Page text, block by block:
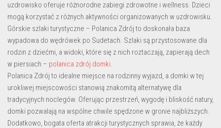
uzdrowisko oferuje różnorodne zabiegi zdrowotne i wellness. Dzieci
mogą korzystać z różnych aktywności organizowanych w uzdrowisku.
Górskie szlaki turystyczne – Polanica Zdrój to doskonała baza
wypadowa do wędrówek po Sudetach. Szlaki są przystosowane dla
rodzin z dziećmi, a widoki, które się z nich roztaczają, zapierają dech
w piersiach – polanica zdrój domki.
Polanica Zdrój to idealne miejsce na rodzinny wyjazd, a domki w tej
urokliwej miejscowości stanowią znakomitą alternatywę dla
tradycyjnych noclegów. Oferując przestrzeń, wygodę i bliskość natury,
domki pozwalają na wspólne chwile spędzone w gronie najbliższych.
Dodatkowo, bogata oferta atrakcji turystycznych sprawia, że każdy